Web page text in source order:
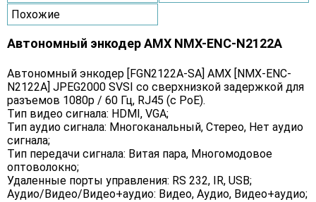
Похожие
Автономный энкодер AMX NMX-ENC-N2122A
Автономный энкодер [FGN2122A-SA] AMX [NMX-ENC-
N2122A] JPEG2000 SVSI со сверхнизкой задержкой для
разъемов 1080p / 60 Гц, RJ45 (с PoE).
Тип видео сигнала: HDMI, VGA;
Тип аудио сигнала: Многоканальный, Стерео, Нет аудио
сигнала;
Тип передачи сигнала: Витая пара, Многомодовое
оптоволокно;
Удаленные порты управления: RS 232, IR, USB;
Аудио/Видео/Видео+аудио: Видео, Аудио, Видео+аудио;